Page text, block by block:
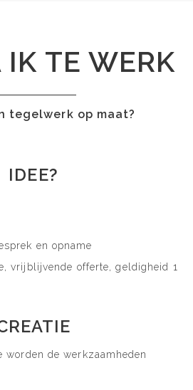
IK TE WERK
tegelwerk op maat?
IDEE?
en opname
vrijblijvende offerte, geldigheid 1
worden de werkzaamheden